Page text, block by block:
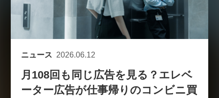
特集
動画
サイトマップ
お問い合わせ
個人情報保護法について
採用情報
セミナー
非公開: 【8/6開催】AIエージェン
ト時代、日本企業は何から始める
新潮流から学ぶ〜
セミナー
【8/12開催】「イノベーションを
ニュース 2026.06.12
月108回も同じ広告を見る？エレベ
ーター広告が仕事帰りのコンビニ買